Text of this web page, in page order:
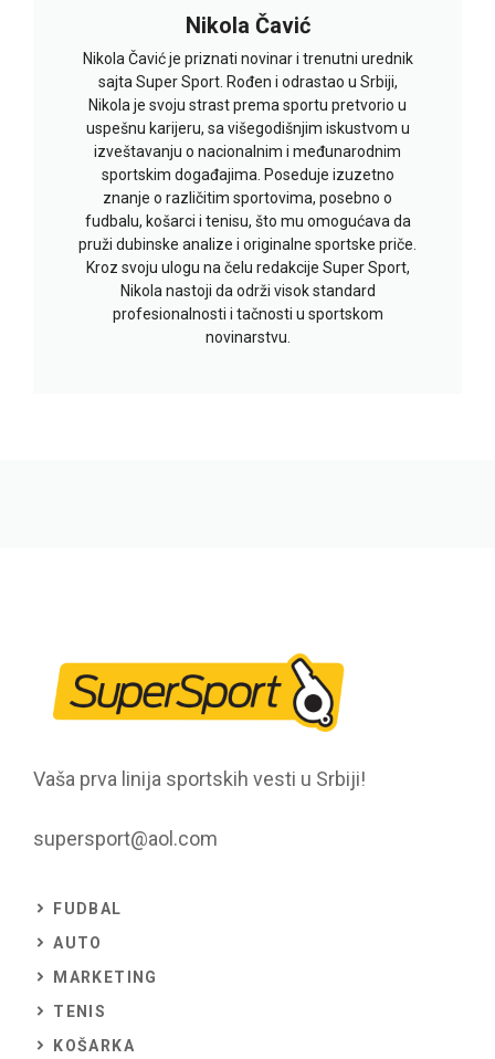
Nikola Čavić
Nikola Čavić je priznati novinar i trenutni urednik
sajta Super Sport. Rođen i odrastao u Srbiji,
Nikola je svoju strast prema sportu pretvorio u
uspešnu karijeru, sa višegodišnjim iskustvom u
izveštavanju o nacionalnim i međunarodnim
sportskim događajima. Poseduje izuzetno
znanje o različitim sportovima, posebno o
fudbalu, košarci i tenisu, što mu omogućava da
pruži dubinske analize i originalne sportske priče.
Kroz svoju ulogu na čelu redakcije Super Sport,
Nikola nastoji da održi visok standard
profesionalnosti i tačnosti u sportskom
novinarstvu.
Vaša prva linija sportskih vesti u Srbiji!
supersport@aol.com
FUDBAL
AUTO
MARKETING
TENIS
KOŠARKA